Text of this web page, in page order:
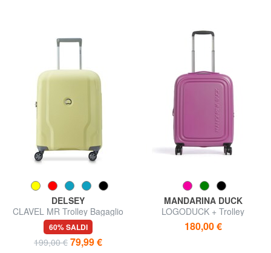
DELSEY
CLAVEL MR Trolley Bagaglio
a Mano
60% SALDI
199,00 € 79,99 €
MANDARINA DUCK
LOGODUCK + Trolley
bagaglio a mano, espandibile
180,00 €